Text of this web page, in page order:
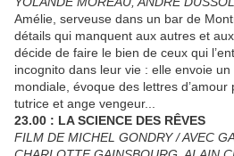
Amélie, serveuse dans un bar de
détails qui manquent aux autres et
décide de faire le bien de ceux qui
incognito dans leur vie : elle envoie
mondiale, évoque des lettres
tutrice et ange vengeur...
23.00 : LA SCIENCE DES RÊVES
FILM DE MICHEL GONDRY / AVEC